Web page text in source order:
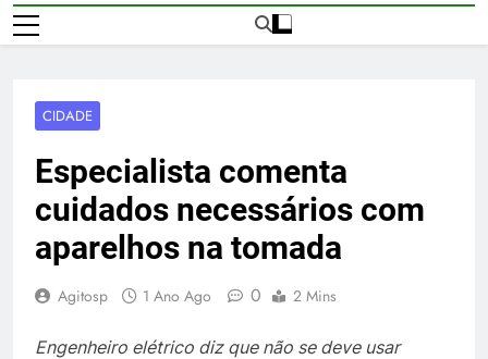
CIDADE
Especialista comenta
cuidados necessários com
aparelhos na tomada
Agitosp 1 Ano Ago 0 2 Mins
Engenheiro elétrico diz que não se deve usar